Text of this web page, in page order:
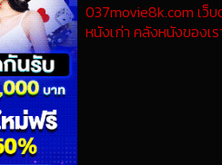
037movie8k.com เว็
หนังเก่า คลังหนังของเ